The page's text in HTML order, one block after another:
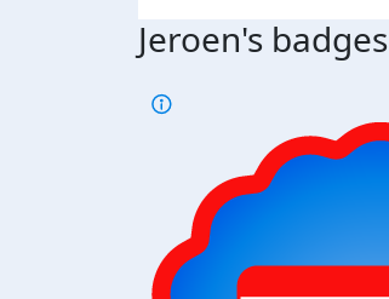
Jeroen's badges